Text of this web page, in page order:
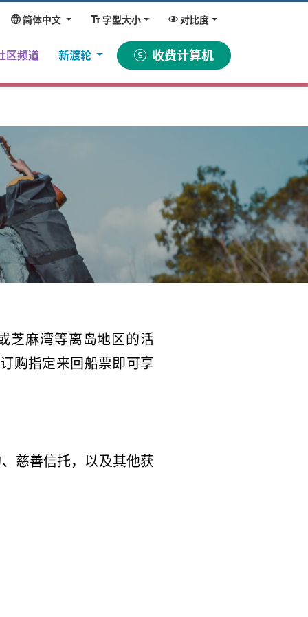
简体中文 字型大小 对比度
区频道 新渡轮 收费计算机
芝麻湾等离岛地区的活
购指定来回船票即可享
慈善信托，以及其他获